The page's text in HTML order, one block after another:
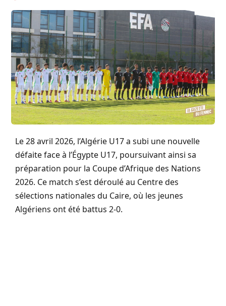
Le 28 avril 2026, l’Algérie U17 a subi une nouvelle
défaite face à l’Égypte U17, poursuivant ainsi sa
préparation pour la Coupe d’Afrique des Nations
2026. Ce match s’est déroulé au Centre des
sélections nationales du Caire, où les jeunes
Algériens ont été battus 2-0.